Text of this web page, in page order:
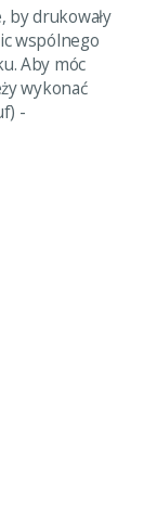
drukowały
wspólnego
Aby móc
wykonać
-